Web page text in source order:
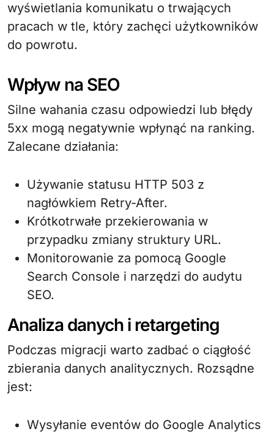
wyświetlania komunikatu o trwających
pracach w tle, który zachęci użytkowników
do powrotu.
Wpływ na SEO
Silne wahania czasu odpowiedzi lub błędy
5xx mogą negatywnie wpłynąć na ranking.
Zalecane działania:
Używanie statusu HTTP 503 z
nagłówkiem Retry-After.
Krótkotrwałe przekierowania w
przypadku zmiany struktury URL.
Monitorowanie za pomocą Google
Search Console i narzędzi do audytu
SEO.
Analiza danych i retargeting
Podczas migracji warto zadbać o ciągłość
zbierania danych analitycznych. Rozsądne
jest:
Wysyłanie eventów do Google Analytics